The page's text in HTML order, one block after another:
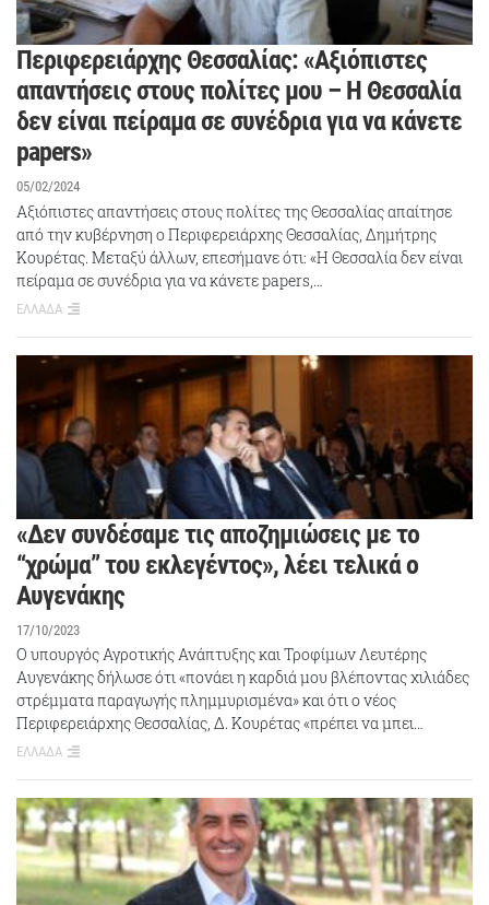
Περιφερειάρχης Θεσσαλίας: «Αξιόπιστες
απαντήσεις στους πολίτες μου – Η Θεσσαλία
δεν είναι πείραμα σε συνέδρια για να κάνετε
papers»
05/02/2024
Αξιόπιστες απαντήσεις στους πολίτες της Θεσσαλίας απαίτησε
από την κυβέρνηση ο Περιφερειάρχης Θεσσαλίας, Δημήτρης
Κουρέτας. Μεταξύ άλλων, επεσήμανε ότι: «Η Θεσσαλία δεν είναι
πείραμα σε συνέδρια για να κάνετε papers,…
ΕΛΛΑΔΑ
«Δεν συνδέσαμε τις αποζημιώσεις με το
“χρώμα” του εκλεγέντος», λέει τελικά ο
Αυγενάκης
17/10/2023
Ο υπουργός Αγροτικής Ανάπτυξης και Τροφίμων Λευτέρης
Αυγενάκης δήλωσε ότι «πονάει η καρδιά μου βλέποντας χιλιάδες
στρέμματα παραγωγής πλημμυρισμένα» και ότι ο νέος
Περιφερειάρχης Θεσσαλίας, Δ. Κουρέτας «πρέπει να μπει…
ΕΛΛΑΔΑ